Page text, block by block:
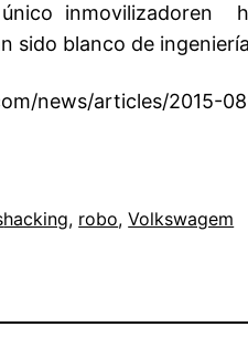
inmovilizadoren
sido blanco de
news/articles/
hacking, robo, Volkswagem